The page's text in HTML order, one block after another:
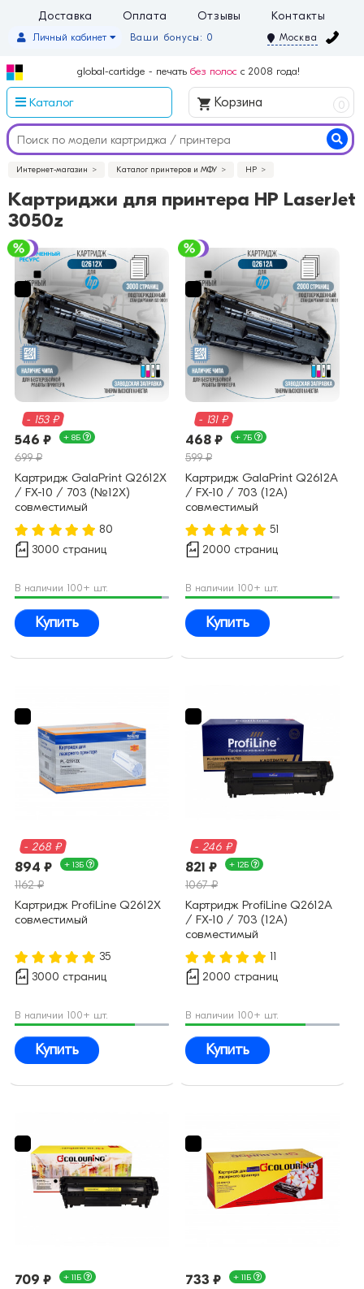
Доставка Оплата Отзывы Контакты
Ваши бонусы: 0
Личный кабинет Москва
global-cartidge - печать без полос с 2008 года!
Каталог Корзина 0
Интернет-магазин Каталог принтеров и МФУ HP
Картриджи для принтера HP LaserJet
3050z
- 153 ₽
546 ₽ + 8Б
699 ₽
Картридж GalaPrint Q2612X
/ FX-10 / 703 (№12X)
совместимый
80
3000 страниц
В наличии 100+ шт.
Купить
- 131 ₽
468 ₽ + 7Б
599 ₽
Картридж GalaPrint Q2612A
/ FX-10 / 703 (12A)
совместимый
51
2000 страниц
В наличии 100+ шт.
Купить
- 268 ₽
894 ₽ + 13Б
1162 ₽
Картридж ProfiLine Q2612X
совместимый
35
3000 страниц
В наличии 100+ шт.
Купить
- 246 ₽
821 ₽ + 12Б
1067 ₽
Картридж ProfiLine Q2612A
/ FX-10 / 703 (12A)
совместимый
11
2000 страниц
В наличии 100+ шт.
Купить
709 ₽ + 11Б 733 ₽ + 11Б